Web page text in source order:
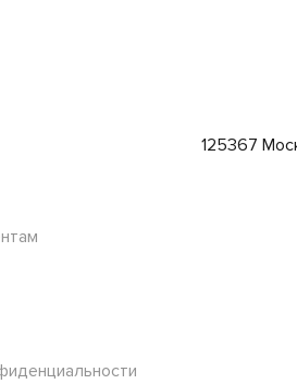
125367